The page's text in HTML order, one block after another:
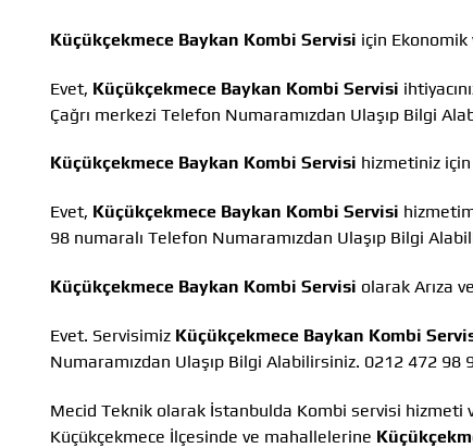
Küçükçekmece Baykan Kombi Servisi için Ekonomik
Evet, Küçükçekmece Baykan Kombi Servisi
Çağrı merkezi Telefon Numaramızdan Ulaşıp Bilgi
Küçükçekmece Baykan Kombi Servisi hizmetiniz
Evet, Küçükçekmece Baykan Kombi Servisi
98 numaralı Telefon Numaramızdan Ulaşıp Bilgi
Küçükçekmece Baykan Kombi Servisi olarak Arıza
Evet. Servisimiz Küçükçekmece Baykan Kombi
Numaramızdan Ulaşıp Bilgi Alabilirsiniz. 0212 472 98
Mecid Teknik olarak İstanbulda Kombi servisi hizmeti
Küçükçekmece İlçesinde ve mahallelerine